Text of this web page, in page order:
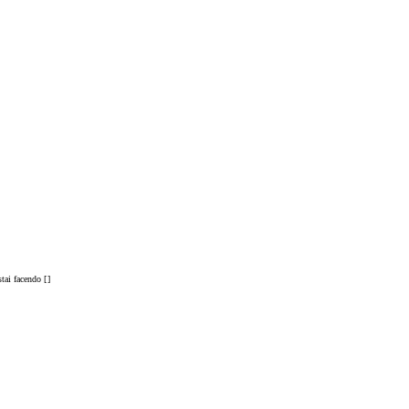
facendo []